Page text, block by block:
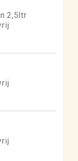
2,5ltr